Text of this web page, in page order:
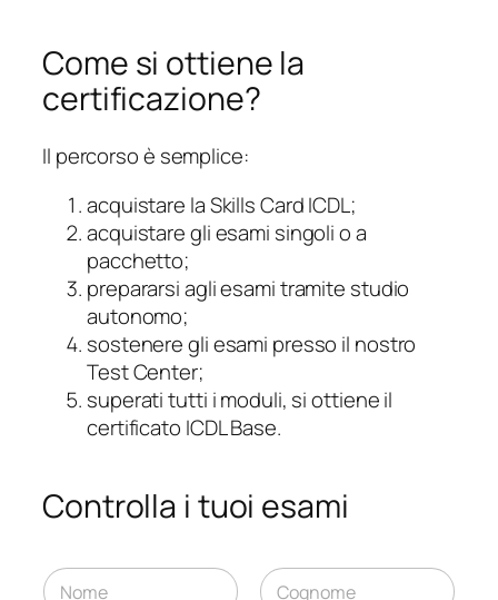
Come si ottiene la
certificazione?
Il percorso è semplice:
acquistare la Skills Card ICDL;
acquistare gli esami singoli o a
pacchetto;
prepararsi agli esami tramite studio
autonomo;
sostenere gli esami presso il nostro
Test Center;
superati tutti i moduli, si ottiene il
certificato ICDL Base.
Controlla i tuoi esami
e
N